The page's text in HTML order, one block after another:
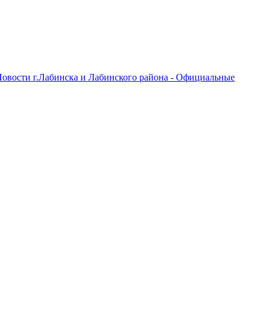
г.Лабинска и Лабинского района - Официальные